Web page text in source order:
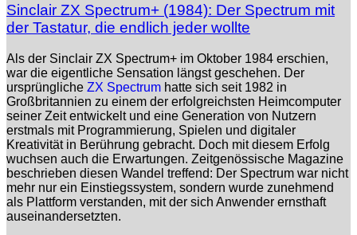
Sinclair ZX Spectrum+ (1984): Der Spectrum mit
der Tastatur, die endlich jeder wollte
Als der Sinclair ZX Spectrum+ im Oktober 1984 erschien,
war die eigentliche Sensation längst geschehen. Der
ursprüngliche ZX Spectrum hatte sich seit 1982 in
Großbritannien zu einem der erfolgreichsten Heimcomputer
seiner Zeit entwickelt und eine Generation von Nutzern
erstmals mit Programmierung, Spielen und digitaler
Kreativität in Berührung gebracht. Doch mit diesem Erfolg
wuchsen auch die Erwartungen. Zeitgenössische Magazine
beschrieben diesen Wandel treffend: Der Spectrum war nicht
mehr nur ein Einstiegssystem, sondern wurde zunehmend
als Plattform verstanden, mit der sich Anwender ernsthaft
auseinandersetzten.